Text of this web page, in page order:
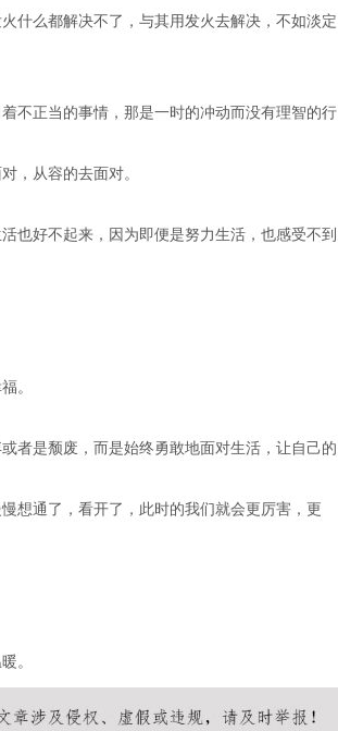
什么都解决不了，与其用发火去解决，不如淡定
不正当的事情，那是一时的冲动而没有理智的行
，从容的去面对。
也好不起来，因为即便是努力生活，也感受不到
。
者是颓废，而是始终勇敢地面对生活，让自己的
想通了，看开了，此时的我们就会更厉害，更
。